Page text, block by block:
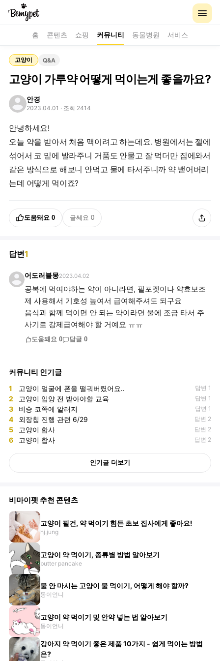
홈 콘텐츠 쇼핑 커뮤니티 동물병원 서비스
고양이 Q&A
고양이 가루약 어떻게 먹이는게 좋을까요?
안경
2023.04.01 · 조회 2414
안녕하세요!
오늘 약을 받아서 처음 맥이려고 하는데요. 병원에서는 젤에
섞어서 코 밑에 발라주니 거품도 안물고 잘 먹더만 집에와서
같은 방식으로 해보니 안먹고 물에 타서주니까 약 밷어버리
는데 어떻게 먹이죠?
도움돼요 0 글쎄요 0
답변1
어도러블몽2023.04.02
공복에 먹여야하는 약이 아니라면, 필포켓이나 약효보조
제 사용해서 기호성 높여서 급여해주셔도 되구요
음식과 함께 먹이면 안 되는 약이라면 물에 조금 타서 주
사기로 강제급여해야 할 거예요 ㅠㅠ
도움돼요 0 답글 0
커뮤니티 인기글
1 고양이 얼굴에 폰을 떨궈버렸어요.. 답변 1
2 고양이 입양 전 받아야할 교육 답변 1
3 비숑 코쪽에 알러지 답변 1
4 외장칩 진행 관련 6/29 답변 2
5 고양이 합사 답변 2
6 고양이 합사 답변 2
인기글 더보기
비마이펫 추천 콘텐츠
고양이 필건, 약 먹이기 힘든 초보 집사에게 좋아요!
hj.jung
고양이 약 먹이기, 종류별 방법 알아보기
butter pancake
물 안 마시는 고양이 물 먹이기, 어떻게 해야 할까?
몽이언니
고양이 약 먹이기 및 안약 넣는 법 알아보기
몽이언니
강아지 약 먹이기 좋은 제품 10가지 - 쉽게 먹이는 방법
은?